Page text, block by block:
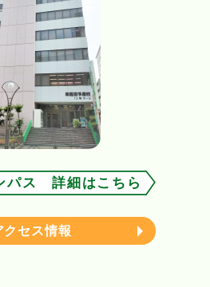
パス 詳細はこちら
クセス情報